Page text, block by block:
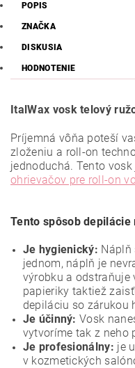
POPIS
ZNAČKA
DISKUSIA
HODNOTENIE
ItalWax vosk telový
Príjemná vôňa poteší
zloženiu a roll-on
jednoduchá. Tento
ohrievačov pre roll-on
Tento spôsob
Je hygienický: Náplň
jednom, náplň je
výrobku a odstraňuje
papieriky taktiež
depiláciu so zárukou
Je účinný:Vosk
vytvoríme tak z neho
Je profesionálny: je
v kozmetických